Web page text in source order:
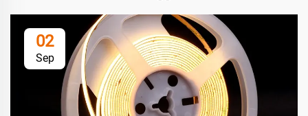
02
Sep